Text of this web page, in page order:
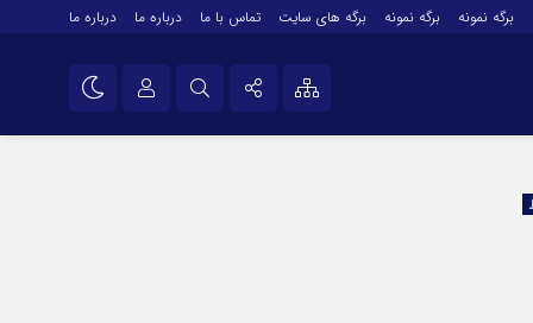
برگه نمونه برگه نمونه برگه های سایت تماس با ما درباره ما درباره ما